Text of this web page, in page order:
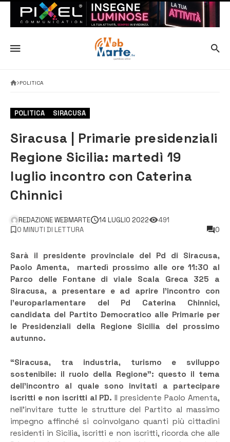
POLITICA
POLITICA SIRACUSA
Siracusa | Primarie presidenziali
Regione Sicilia: martedì 19
luglio incontro con Caterina
Chinnici
REDAZIONE WEBMARTE 14 LUGLIO 2022
491
0 MINUTI DI LETTURA
0
Sarà il presidente provinciale del Pd di Siracusa,
Paolo Amenta, martedì prossimo alle ore 11:30 al
Parco delle Fontane di viale Scala Greca 325 a
Siracusa, a presentare e ad aprire l’incontro con
l’europarlamentare del Pd Caterina Chinnici,
candidata del Partito Democratico alle Primarie per
le Presidenziali della Regione Sicilia del prossimo
autunno.
“Siracusa, tra industria, turismo e sviluppo
sostenibile: il ruolo della Regione”: questo il tema
dell’incontro al quale sono invitati a partecipare
iscritti e non iscritti al PD.Il presidente Paolo Amenta,
nell’invitare tutte le strutture del Partito al massimo
impegno affinché si coinvolgano quanti più cittadini
residenti in Sicilia, iscritti e non iscritti, ricorda che alle